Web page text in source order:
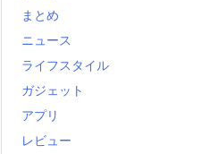
まとめ
ニュース
ライフスタイル
ガジェット
アプリ
レビュー